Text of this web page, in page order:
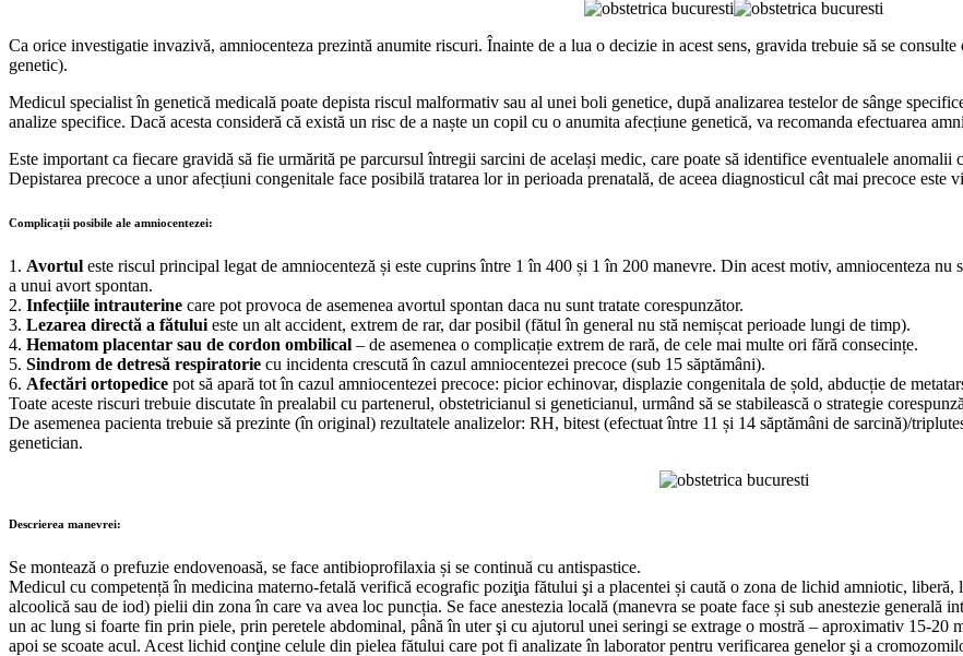
Ca orice investigatie invazivă, amniocenteza prezintă anumite riscuri. Înainte de a lua o decizie in acest sens, gravida trebuie să se
genetic).
Medicul specialist în genetică medicală poate depista riscul malformativ sau al unei boli genetice, după analizarea testelor de sânge
analize specifice. Dacă acesta consideră că există un risc de a naște un copil cu o anumita afecțiune genetică, va recomanda efectuarea
Este important ca fiecare gravidă să fie urmărită pe parcursul întregii sarcini de același medic, care poate să identifice eventualele anomalii
Depistarea precoce a unor afecțiuni congenitale face posibilă tratarea lor in perioada prenatală, de aceea diagnosticul cât mai precoce este
Complicații posibile ale amniocentezei:
1. Avortul este riscul principal legat de amniocenteză și este cuprins între 1 în 400 și 1 în 200 manevre. Din acest motiv, amniocenteza
a unui avort spontan.
2. Infecțiile intrauterine care pot provoca de asemenea avortul spontan daca nu sunt tratate corespunzător.
3. Lezarea directă a fătului este un alt accident, extrem de rar, dar posibil (fătul în general nu stă nemișcat perioade lungi de timp).
4. Hematom placentar sau de cordon ombilical – de asemenea o complicație extrem de rară, de cele mai multe ori fără consecințe.
5. Sindrom de detresă respiratorie cu incidenta crescută în cazul amniocentezei precoce (sub 15 săptămâni).
6. Afectări ortopedice pot să apară tot în cazul amniocentezei precoce: picior echinovar, displazie congenitala de șold, abducție de
Toate aceste riscuri trebuie discutate în prealabil cu partenerul, obstetricianul si geneticianul, urmând să se stabilească o strategie
De asemenea pacienta trebuie să prezinte (în original) rezultatele analizelor: RH, bitest (efectuat între 11 și 14 săptămâni de sarcină)/
genetician.
Descrierea manevrei:
Se montează o prefuzie endovenoasă, se face antibioprofilaxia și se continuă cu antispastice.
Medicul cu competență în medicina materno-fetală verifică ecografic poziţia fătului şi a placentei și caută o zona de lichid amniotic, liberă,
alcoolică sau de iod) pielii din zona în care va avea loc puncția. Se face anestezia locală (manevra se poate face și sub anestezie generală
un ac lung si foarte fin prin piele, prin peretele abdominal, până în uter şi cu ajutorul unei seringi se extrage o mostră – aproximativ 15-20
apoi se scoate acul. Acest lichid conţine celule din pielea fătului care pot fi analizate în laborator pentru verificarea genelor şi a